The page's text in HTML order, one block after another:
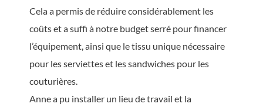
Cela a permis de réduire considérablement les
coûts et a suffi à notre budget serré pour financer
l’équipement, ainsi que le tissu unique nécessaire
pour les serviettes et les sandwiches pour les
couturières.
Anne a pu installer un lieu de travail et la